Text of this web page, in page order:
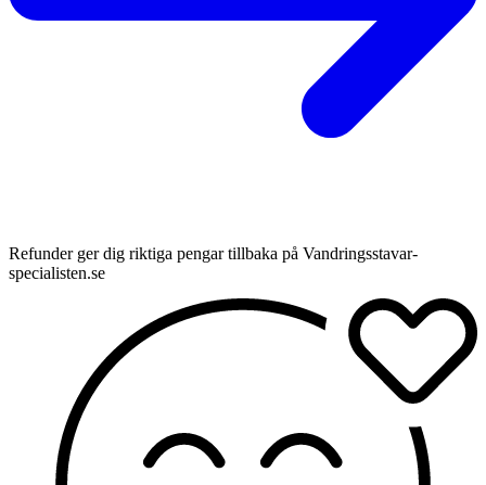
Refunder ger dig riktiga pengar tillbaka på Vandringsstavar-
specialisten.se